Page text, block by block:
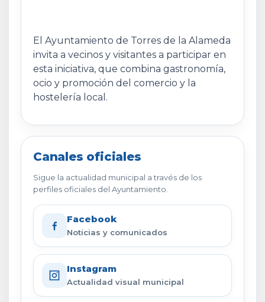
El Ayuntamiento de Torres de la Alameda
invita a vecinos y visitantes a participar en
esta iniciativa, que combina gastronomía,
ocio y promoción del comercio y la
hostelería local.
Canales oficiales
Sigue la actualidad municipal a través de los
perfiles oficiales del Ayuntamiento.
Facebook
Noticias y comunicados
Instagram
Actualidad visual municipal